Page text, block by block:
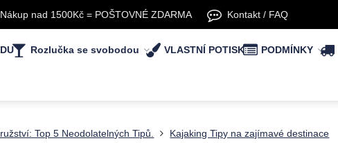
Nákup nad 1500Kč = POŠTOVNÉ ZDARMA Kontakt / FAQ
Rozlučka se svobodou VLASTNÍ POTISK PODMÍNKY
Top 5 Neodolatelných Tipů. Kajaking Tipy na zajímavé destinace